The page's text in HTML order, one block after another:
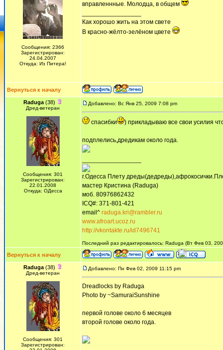
Сообщения: 2366
Зарегистрирован:
24.04.2007
Откуда: Из Питера!
вправленнные. Молодца, в общем
Как хорошо жить на этом свете
В красно-жёлто-зелёном цвете
Вернуться к началу
Raduga (38)
Дред-ветеран
Сообщения: 301
Зарегистрирован:
22.01.2008
Откуда: ОДесса
Добавлено: Вс Янв 25, 2009 7:08 pm
спасибки ) прикладываю все свои усилия
подплелись,дредикам около года.
г.Одесса Плету
мастер Кристина (Raduga)
моб. 80976862432
ICQ#: 371-801-421
email^ raduga.kri@rambler.ru
www.afroart.ucoz.ru
http://vkontakte.ru/id7496741
Последний раз редактировалось: Raduga (Вт Фев 03,
Вернуться к началу
Raduga (38)
Дред-ветеран
Сообщения: 301
Зарегистрирован:
Добавлено: Пн Фев 02, 2009 11:15 pm
Dreadlocks by Raduga
Photo by ~SamuraiSunshine
первой голове около 6 месяцев
второй голове около года.